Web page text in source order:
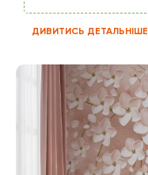
ДИВИТИСЬ ДЕТАЛЬНІШЕ